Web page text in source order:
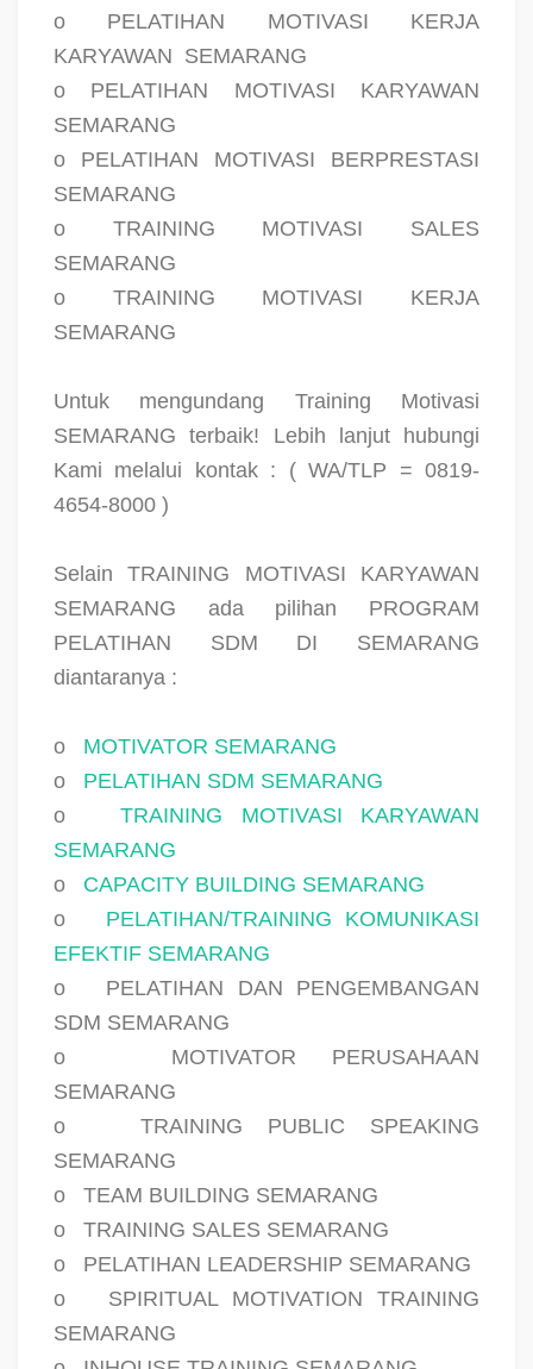
o PELATIHAN MOTIVASI KERJA
KARYAWAN SEMARANG
o PELATIHAN MOTIVASI KARYAWAN
SEMARANG
o PELATIHAN MOTIVASI BERPRESTASI
SEMARANG
o TRAINING MOTIVASI SALES
SEMARANG
o TRAINING MOTIVASI KERJA
SEMARANG
Untuk mengundang Training Motivasi
SEMARANG terbaik! Lebih lanjut hubungi
Kami melalui kontak : ( WA/TLP = 0819-
4654-8000 )
Selain TRAINING MOTIVASI KARYAWAN
SEMARANG ada pilihan PROGRAM
PELATIHAN SDM DI SEMARANG
diantaranya :
o
MOTIVATOR SEMARANG
o
PELATIHAN SDM SEMARANG
o
TRAINING MOTIVASI KARYAWAN
SEMARANG
o
CAPACITY BUILDING SEMARANG
o
PELATIHAN/TRAINING KOMUNIKASI
EFEKTIF SEMARANG
o
PELATIHAN DAN PENGEMBANGAN
SDM SEMARANG
o
MOTIVATOR PERUSAHAAN
SEMARANG
o
TRAINING PUBLIC SPEAKING
SEMARANG
o
TEAM BUILDING SEMARANG
o
TRAINING SALES SEMARANG
o
PELATIHAN LEADERSHIP SEMARANG
o
SPIRITUAL MOTIVATION TRAINING
SEMARANG